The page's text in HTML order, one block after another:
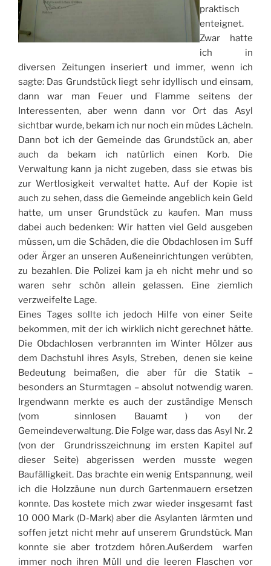
praktisch
enteignet.
Zwar hatte
ich in
diversen Zeitungen inseriert und immer, wenn ich
sagte: Das Grundstück liegt sehr idyllisch und einsam,
dann war man Feuer und Flamme seitens der
Interessenten, aber wenn dann vor Ort das Asyl
sichtbar wurde, bekam ich nur noch ein müdes Lächeln.
Dann bot ich der Gemeinde das Grundstück an, aber
auch da bekam ich natürlich einen Korb. Die
Verwaltung kann ja nicht zugeben, dass sie etwas bis
zur Wertlosigkeit verwaltet hatte. Auf der Kopie ist
auch zu sehen, dass die Gemeinde angeblich kein Geld
hatte, um unser Grundstück zu kaufen. Man muss
dabei auch bedenken: Wir hatten viel Geld ausgeben
müssen, um die Schäden, die die Obdachlosen im Suff
oder Ärger an unseren Außeneinrichtungen verübten,
zu bezahlen. Die Polizei kam ja eh nicht mehr und so
waren sehr schön allein gelassen. Eine ziemlich
verzweifelte Lage.
Eines Tages sollte ich jedoch Hilfe von einer Seite
bekommen, mit der ich wirklich nicht gerechnet hätte.
Die Obdachlosen verbrannten im Winter Hölzer aus
dem Dachstuhl ihres Asyls, Streben, denen sie keine
Bedeutung beimaßen, die aber für die Statik –
besonders an Sturmtagen – absolut notwendig waren.
Irgendwann merkte es auch der zuständige Mensch
(vom sinnlosen Bauamt ) von der
Gemeindeverwaltung. Die Folge war, dass das Asyl Nr. 2
(von der Grundrisszeichnung im ersten Kapitel auf
dieser Seite) abgerissen werden musste wegen
Baufälligkeit. Das brachte ein wenig Entspannung, weil
ich die Holzzäune nun durch Gartenmauern ersetzen
konnte. Das kostete mich zwar wieder insgesamt fast
10 000 Mark (D-Mark) aber die Asylanten lärmten und
soffen jetzt nicht mehr auf unserem Grundstück. Man
konnte sie aber trotzdem hören.Außerdem warfen
immer noch ihren Müll und die leeren Flaschen vor